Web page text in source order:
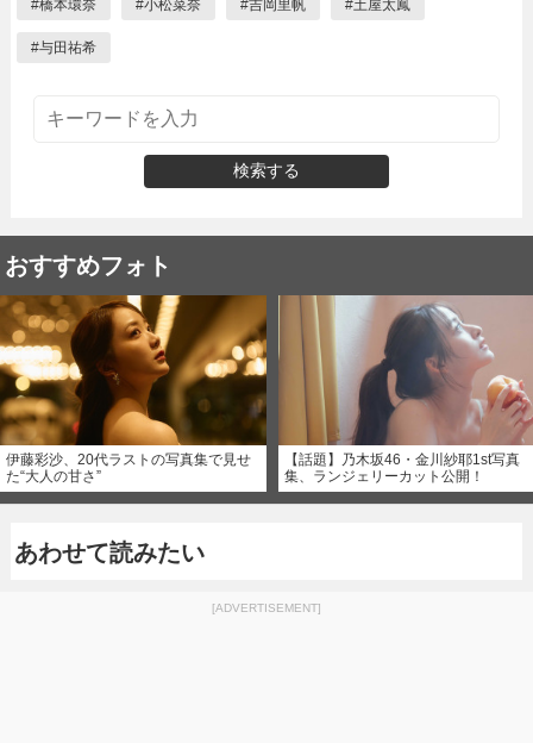
#橋本環奈 #小松菜奈 #吉岡里帆 #土屋太鳳
#与田祐希
検索する
おすすめフォト
伊藤彩沙、20代ラストの写真集で見せ
た“大人の甘さ”
【話題】乃木坂46・金川紗耶1st写真
集、ランジェリーカット公開！
あわせて読みたい
[ADVERTISEMENT]